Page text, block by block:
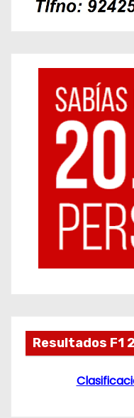
Resultados F1